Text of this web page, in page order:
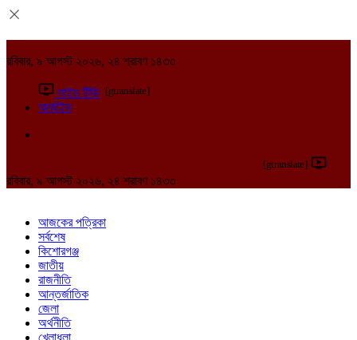
রবিবার, ৯ আগস্ট ২০২৬, ২৪ শ্রাবণ ১৪৩৩
লাইভ টিভি [gtranslate]
আর্কাইভ
[gtranslate]
রবিবার, ৯ আগস্ট ২০২৬, ২৪ শ্রাবণ ১৪৩৩
আজকের পত্রিকা
সর্বশেষ
কিশোরগঞ্জ
জাতীয়
রাজনীতি
আন্তর্জাতিক
জেলা
অর্থনীতি
খেলাধুলা